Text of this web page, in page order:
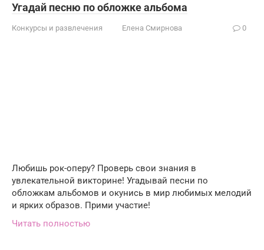
Угадай песню по обложке альбома
Конкурсы и развлечения Елена Смирнова 0
Любишь рок-оперу? Проверь свои знания в
увлекательной викторине! Угадывай песни по
обложкам альбомов и окунись в мир любимых мелодий
и ярких образов. Прими участие!
Читать полностью